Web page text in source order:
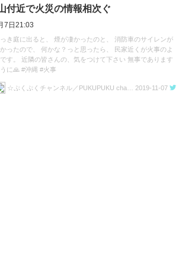
付近で火災の情報相次ぐ
7日21:03
き庭に出ると、 煙が凄かったのと、 消防車のサイレンが
ったので、 何かな？っと思ったら、 民家近くが火事のよ
です。 近隣の皆さんの、気をつけて下さい 無事であります
に🙏 #沖縄 #火事
2019-11-07